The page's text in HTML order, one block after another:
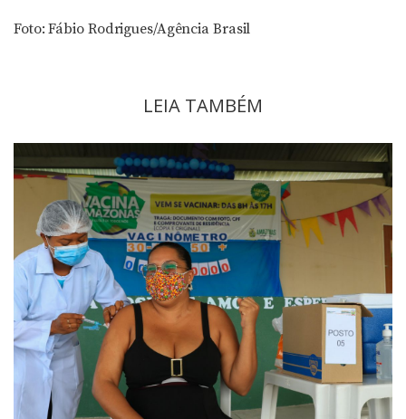
Foto: Fábio Rodrigues/Agência Brasil
LEIA TAMBÉM